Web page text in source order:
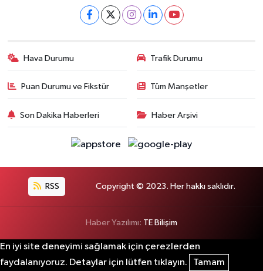
Hava Durumu Trafik Durumu
Puan Durumu ve Fikstür Tüm Manşetler
Son Dakika Haberleri Haber Arşivi
RSS Copyright © 2023. Her hakkı saklıdır.
Haber Yazılımı: TE Bilişim
En iyi site deneyimi sağlamak için çerezlerden
faydalanıyoruz. Detaylar için lütfen tıklayın.
Tamam